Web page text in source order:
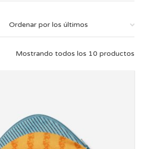
Mostrando todos los 10 productos